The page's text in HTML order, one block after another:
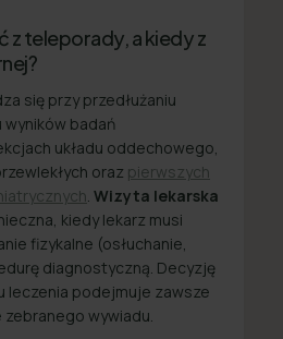
z teleporady, a kiedy z
się przy przedłużaniu
wyników badań
układu oddechowego,
oraz pierwszych
Wizyta lekarska
kiedy lekarz musi
fizykalne (osłuchanie,
diagnostyczną. Decyzję
leczenia podejmuje zawsze
wywiadu.